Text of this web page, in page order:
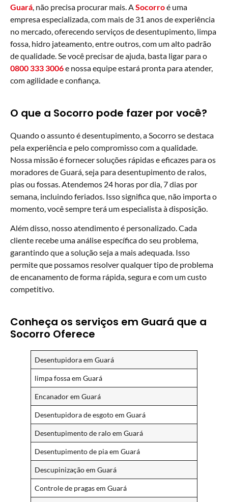
Guará, não precisa procurar mais. ASocorroé uma
empresa especializada, com mais de 31 anos de experiência
no mercado, oferecendo serviços de desentupimento, limpa
fossa, hidro jateamento, entre outros, com um alto padrão
de qualidade. Se você precisar de ajuda, basta ligar para o
0800 333 3006e nossa equipe estará pronta para atender,
com agilidade e confiança.
O que a Socorro pode fazer por você?
Quando o assunto é desentupimento, a Socorro se destaca
pela experiência e pelo compromisso com a qualidade.
Nossa missão é fornecer soluções rápidas e eficazes para os
moradores de Guará, seja para desentupimento de ralos,
pias ou fossas. Atendemos 24 horas por dia, 7 dias por
semana, incluindo feriados. Isso significa que, não importa o
momento, você sempre terá um especialista à disposição.
Além disso, nosso atendimento é personalizado. Cada
cliente recebe uma análise específica do seu problema,
garantindo que a solução seja a mais adequada. Isso
permite que possamos resolver qualquer tipo de problema
de encanamento de forma rápida, segura e com um custo
competitivo.
Conheça os serviços em Guará que a
Socorro Oferece
Desentupidora em Guará
limpa fossa em Guará
Encanador em Guará
Desentupidora de esgoto em Guará
Desentupimento de ralo em Guará
Desentupimento de pia em Guará
Descupinização em Guará
Controle de pragas em Guará